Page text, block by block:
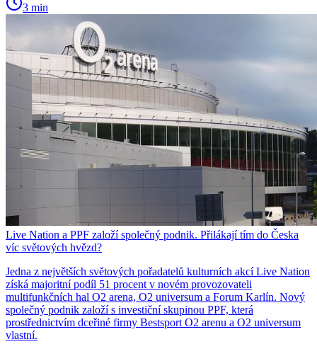
3 min
Live Nation a PPF založí společný podnik. Přilákají tím do Česka
víc světových hvězd?
Jedna z největších světových pořadatelů kulturních akcí Live Nation
získá majoritní podíl 51 procent v novém provozovateli
multifunkčních hal O2 arena, O2 universum a Forum Karlín. Nový
společný podnik založí s investiční skupinou PPF, která
prostřednictvím dceřiné firmy Bestsport O2 arenu a O2 universum
vlastní.